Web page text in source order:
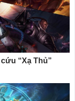
“Xạ Thủ”